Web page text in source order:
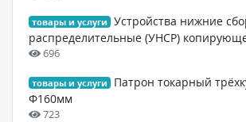
товары и услуги
Устройства нижние
распределительные (УНСР)
696
товары и услуги
Патрон токарный
Ф160мм
723